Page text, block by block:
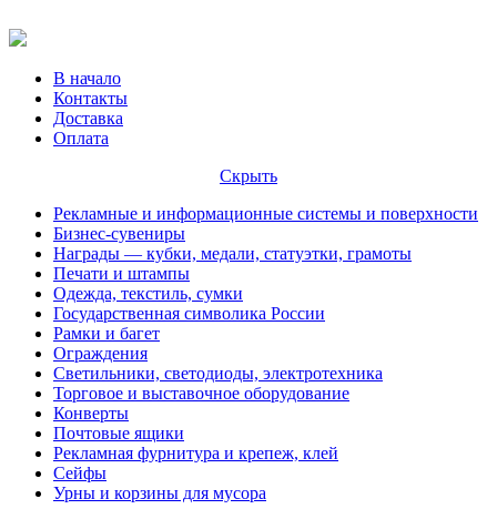
В начало
Контакты
Доставка
Оплата
Скрыть
Рекламные и информационные системы и поверхности
Бизнес-сувениры
Награды — кубки, медали, статуэтки, грамоты
Печати и штампы
Одежда, текстиль, сумки
Государственная символика России
Рамки и багет
Ограждения
Светильники, светодиоды, электротехника
Торговое и выставочное оборудование
Конверты
Почтовые ящики
Рекламная фурнитура и крепеж, клей
Сейфы
Урны и корзины для мусора